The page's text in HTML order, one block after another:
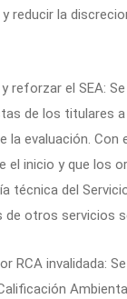
reducir la
reforzar el SEA:
de los titulares
la evaluación.
el inicio y que los
técnica del
de otros servicios
RCA invalidada: